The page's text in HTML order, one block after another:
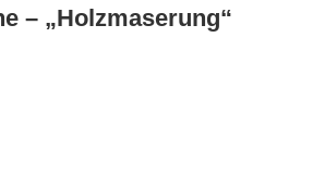
– „Holzmaserung“